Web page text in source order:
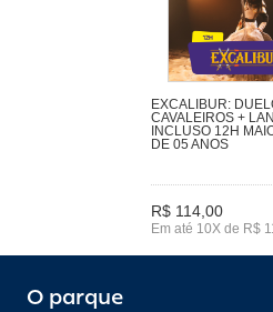
EXCALIBUR:
CAVALEIROS +
INCLUSO 12H
DE 05 ANOS
R$ 114,00
Em até 10X de R$
O parque